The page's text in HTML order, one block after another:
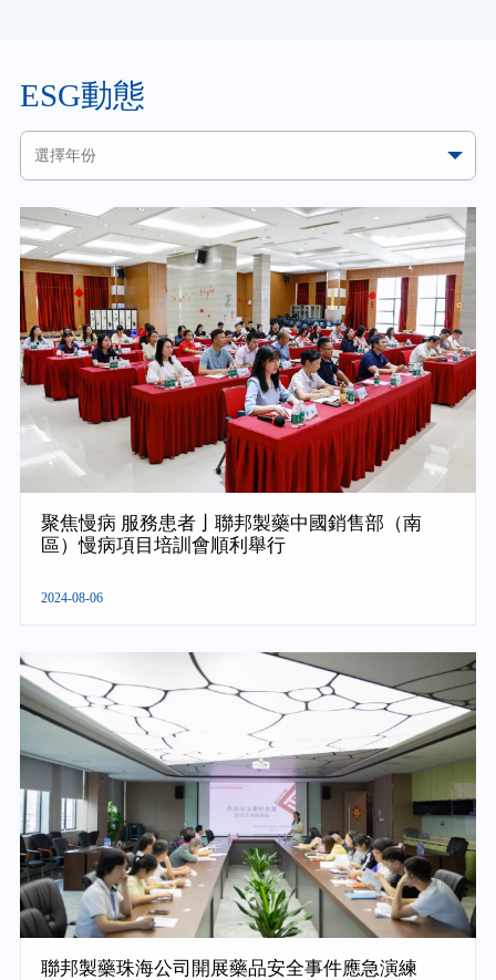
ESG動態
聚焦慢病 服務患者亅聯邦製藥中國銷售部（南
區）慢病項目培訓會順利舉行
2024-08-06
聯邦製藥珠海公司開展藥品安全事件應急演練